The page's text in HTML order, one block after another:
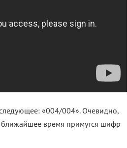
«004/004». Очевидно,
время примутся шифр